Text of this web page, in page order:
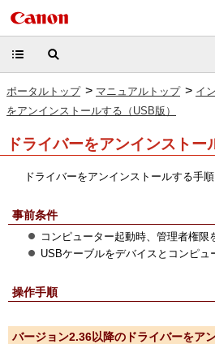
ポータルトップ > マニュアルトップ > イ
をアンインストールする（USB版）
ドライバーをアンインストー
ドライバーをアンインストールする手順
事前条件
コンピューター起動時、管理者権限
USBケーブルをデバイスとコンピュ
操作手順
バージョン2.36以降のドライバーをア